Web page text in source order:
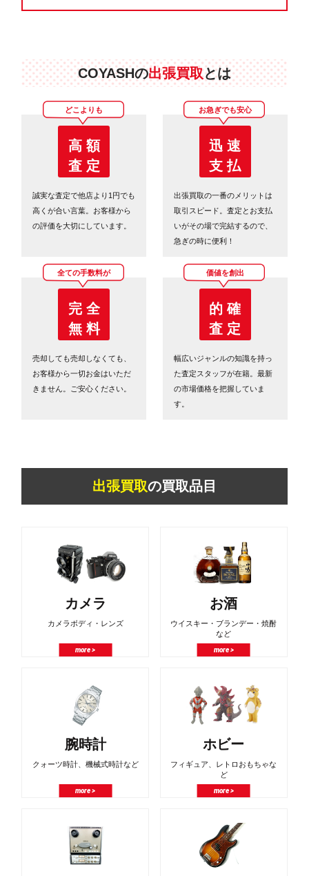
COYASHの出張買取とは
どこよりも
高 額
査 定
誠実な査定で他店より1円でも
高くが合い言葉。お客様から
の評価を大切にしています。
お急ぎでも安心
迅 速
支 払
出張買取の一番のメリットは
取引スピード。査定とお支払
いがその場で完結するので、
急ぎの時に便利！
全ての手数料が
完 全
無 料
売却しても売却しなくても、
お客様から一切お金はいただ
きません。ご安心ください。
価値を創出
的 確
査 定
幅広いジャンルの知識を持っ
た査定スタッフが在籍。最新
の市場価格を把握していま
す。
出張買取の買取品目
カメラ
カメラボディ・レンズ
more >
お酒
ウイスキー・ブランデー・焼酎
など
more >
腕時計
クォーツ時計、機械式時計など
more >
ホビー
フィギュア、レトロおもちゃな
ど
more >